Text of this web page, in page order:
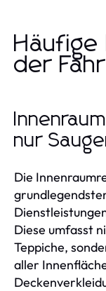
Häufige
der
nur
Die
Diese umfasst
Teppiche,
aller